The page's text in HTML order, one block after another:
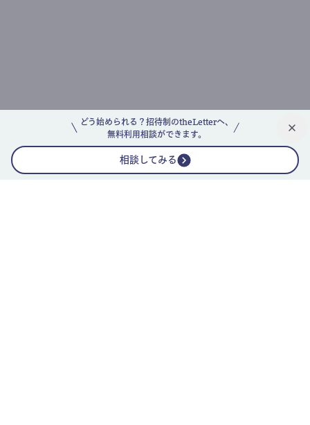
どう始められる？招待制のtheLetterへ、
無料利用相談ができます。
相談してみる